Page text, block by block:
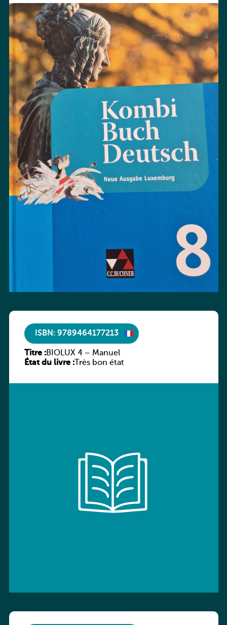
ISBN: 9789464177213
Titre :BIOLUX 4 – Manuel
État du livre :Très bon état